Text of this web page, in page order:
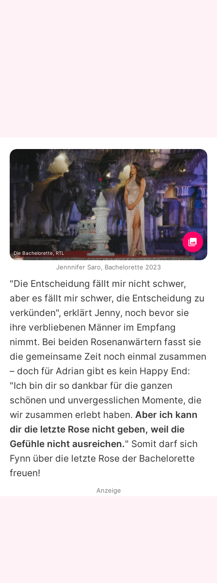
"Die Entscheidung fällt mir nicht schwer,
aber es fällt mir schwer, die Entscheidung zu
verkünden", erklärt Jenny, noch bevor sie
ihre verbliebenen Männer im Empfang
nimmt. Bei beiden Rosenanwärtern fasst sie
die gemeinsame Zeit noch einmal zusammen
– doch für Adrian gibt es kein Happy End:
"Ich bin dir so dankbar für die ganzen
schönen und unvergesslichen Momente, die
wir zusammen erlebt haben. Aber ich kann
dir die letzte Rose nicht geben, weil die
Gefühle nicht ausreichen." Somit darf sich
Fynn über die letzte Rose der Bachelorette
freuen!
Die Bachelorette, RTL
Jennnifer Saro, Bachelorette 2023
Anzeige